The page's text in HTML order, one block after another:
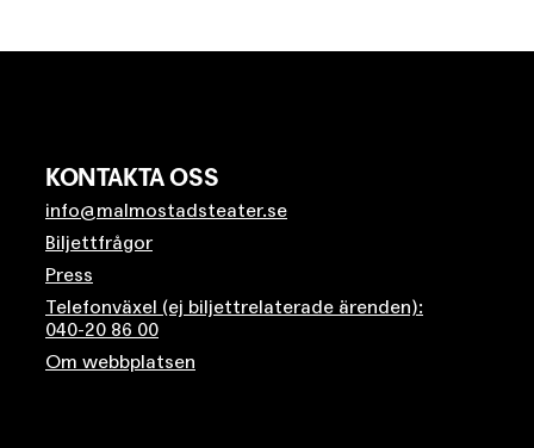
KONTAKTA OSS
info@malmostadsteater.se
Biljettfrågor
Press
Telefonväxel (ej biljettrelaterade ärenden):
040-20 86 00
Om webbplatsen